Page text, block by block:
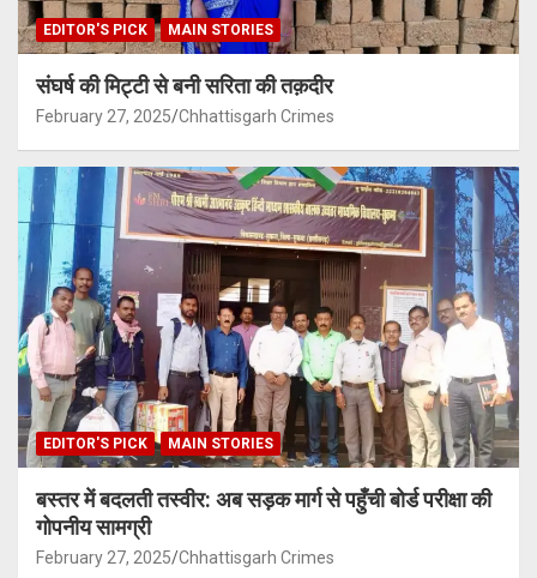
EDITOR'S PICK MAIN STORIES
संघर्ष की मिट्टी से बनी सरिता की तक़दीर
February 27, 2025 Chhattisgarh Crimes
EDITOR'S PICK MAIN STORIES
बस्तर में बदलती तस्वीर: अब सड़क मार्ग से पहुँची बोर्ड परीक्षा की
गोपनीय सामग्री
February 27, 2025 Chhattisgarh Crimes